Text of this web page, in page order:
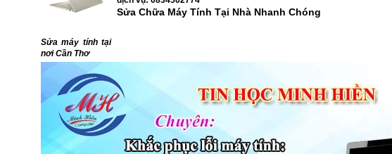
Sửa máy tính tại
nơi Cần Thơ
Sửa Chữa Máy Tính Tại Nhà Nhanh Chóng